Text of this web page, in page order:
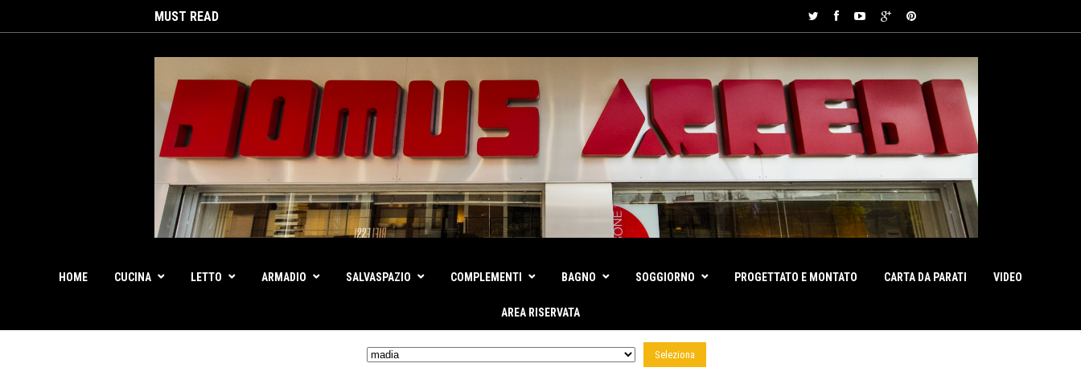
MUST READ
HOME CUCINA LETTO ARMADIO SALVASPAZIO COMPLEMENTI BAGNO SOGGIORNO PROGETTATO E MONTATO CARTA DA PARATI VIDEO
AREA RISERVATA